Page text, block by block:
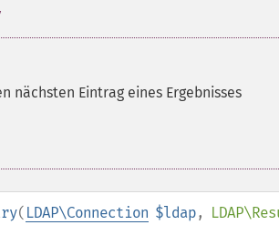
nächsten Eintrag eines Ergebnisses
( LDAP\Connection $ldap,